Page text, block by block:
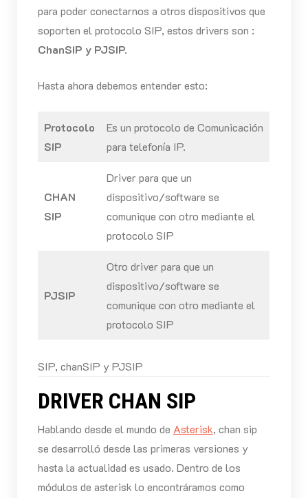
para poder conectarnos a otros dispositivos que
soporten el protocolo SIP, estos drivers son :
ChanSIP y PJSIP.
Hasta ahora debemos entender esto:
Protocolo
SIP
Es un protocolo de Comunicación
para telefonía IP.
CHAN
SIP
Driver para que un
dispositivo/software se
comunique con otro mediante el
protocolo SIP
PJSIP
Otro driver para que un
dispositivo/software se
comunique con otro mediante el
protocolo SIP
SIP, chanSIP y PJSIP
DRIVER CHAN SIP
Hablando desde el mundo de Asterisk, chan sip
se desarrolló desde las primeras versiones y
hasta la actualidad es usado. Dentro de los
módulos de asterisk lo encontráramos como